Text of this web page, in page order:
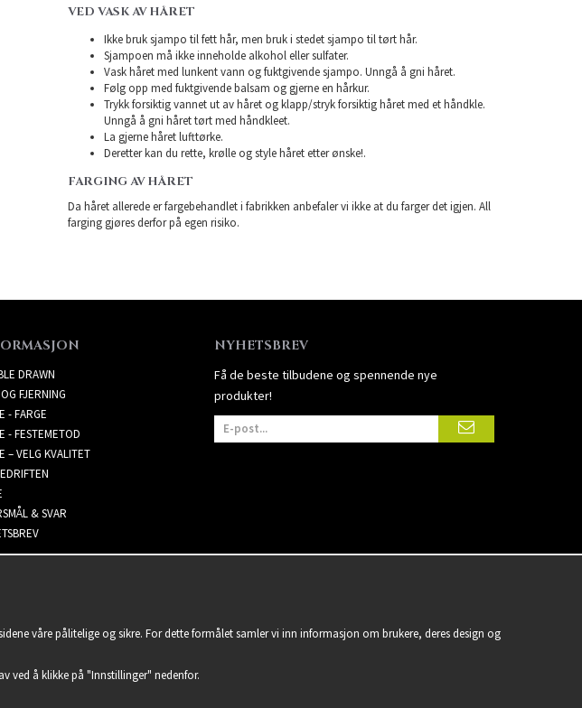
VED VASK AV HÅRET
Ikke bruk sjampo til fett hår, men bruk i stedet sjampo til tørt hår.
Sjampoen må ikke inneholde alkohol eller sulfater.
Vask håret med lunkent vann og fuktgivende sjampo. Unngå å gni håret.
Følg opp med fuktgivende balsam og gjerne en hårkur.
Trykk forsiktig vannet ut av håret og klapp/stryk forsiktig håret med et håndkle.
Unngå å gni håret tørt med håndkleet.
La gjerne håret lufttørke.
Deretter kan du rette, krølle og style håret etter ønske!.
FARGING AV HÅRET
Da håret allerede er fargebehandlet i fabrikken anbefaler vi ikke at du farger det igjen. All
farging gjøres derfor på egen risiko.
DRAWN
FJERNING
- FARGE
- FESTEMETOD
– VELG KVALITET
& SVAR
NYHETSBREV
Få de beste tilbudene og spennende nye
produkter!
våre pålitelige og sikre. For dette formålet samler vi inn informasjon om brukere, deres design og
ved å klikke på "Innstillinger" nedenfor.